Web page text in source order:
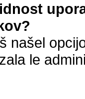
našel
le